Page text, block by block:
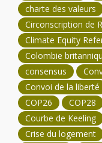
charte des valeurs
Circonscription de
Climate Equity
Colombie
consensus
Convoi de la liberté
COP26
COP28
Courbe de Keeling
Crise du logement